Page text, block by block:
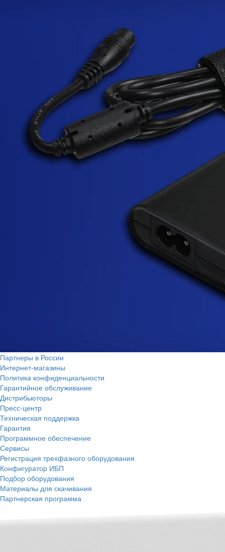
Партнеры в России
Интернет-магазины
Политика конфиденциальности
Гарантийное обслуживание
Дистрибьюторы
Пресс-центр
Техническая поддержка
Гарантия
Программное обеспечение
Сервисы
Регистрация трехфазного оборудования
Конфигуратор ИБП
Подбор оборудования
Материалы для скачивания
Партнерская программа